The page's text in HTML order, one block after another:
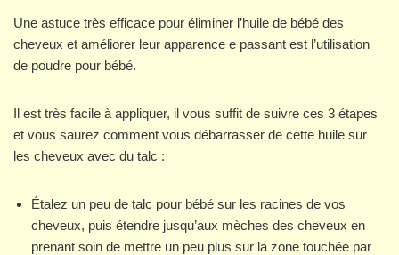
Une astuce très efficace pour éliminer l’huile de bébé des
cheveux et améliorer leur apparence e passant est l’utilisation
de poudre pour bébé.
Il est très facile à appliquer, il vous suffit de suivre ces 3 étapes
et vous saurez comment vous débarrasser de cette huile sur
les cheveux avec du talc :
Étalez un peu de talc pour bébé sur les racines de vos
cheveux, puis étendre jusqu’aux mèches des cheveux en
prenant soin de mettre un peu plus sur la zone touchée par